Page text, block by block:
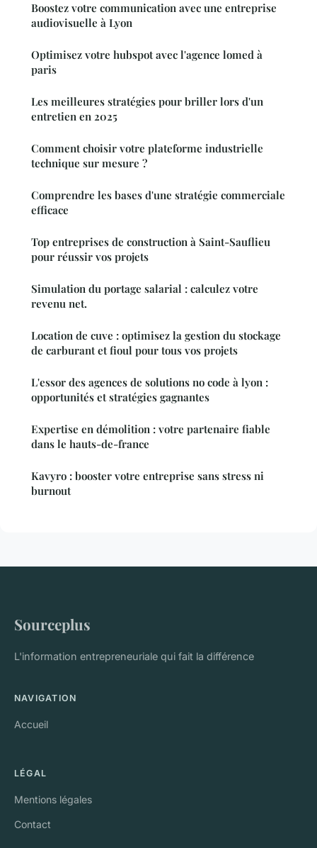
Boostez votre communication avec une entreprise
audiovisuelle à Lyon
Optimisez votre hubspot avec l'agence lomed à
paris
Les meilleures stratégies pour briller lors d'un
entretien en 2025
Comment choisir votre plateforme industrielle
technique sur mesure ?
Comprendre les bases d'une stratégie commerciale
efficace
Top entreprises de construction à Saint-Sauflieu
pour réussir vos projets
Simulation du portage salarial : calculez votre
revenu net.
Location de cuve : optimisez la gestion du stockage
de carburant et fioul pour tous vos projets
L'essor des agences de solutions no code à lyon :
opportunités et stratégies gagnantes
Expertise en démolition : votre partenaire fiable
dans le hauts-de-france
Kavyro : booster votre entreprise sans stress ni
burnout
Sourceplus
L'information entrepreneuriale qui fait la différence
NAVIGATION
Accueil
LÉGAL
Mentions légales
Contact